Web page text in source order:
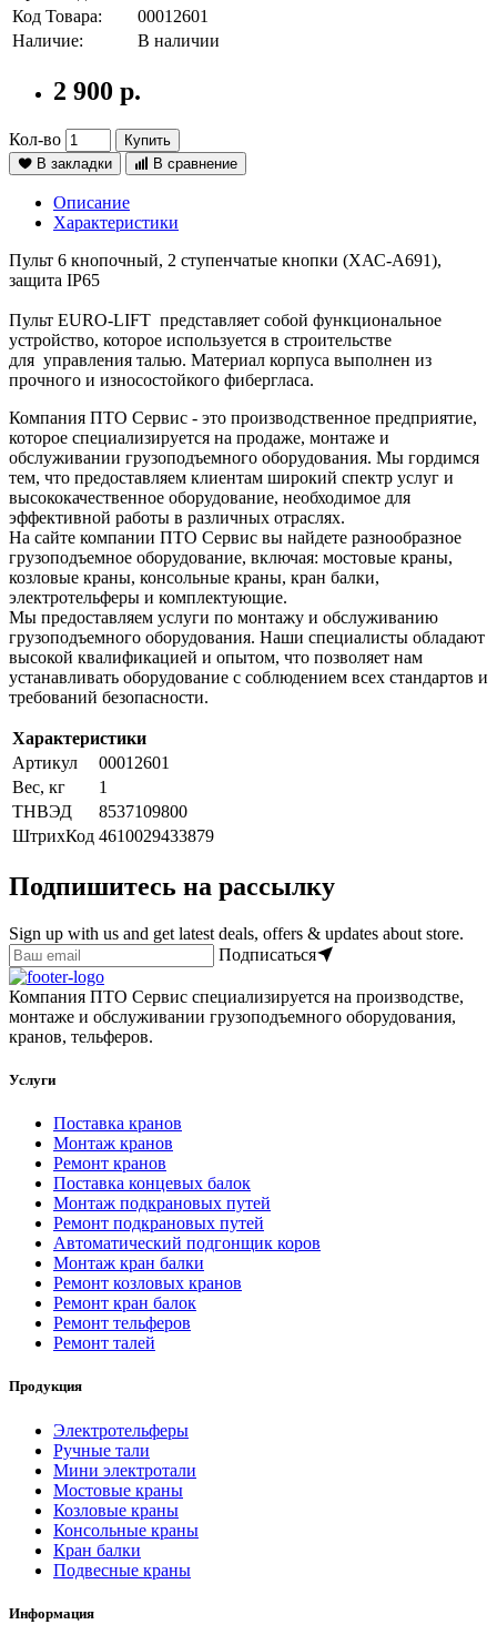
Код Товара:
00012601
Наличие:
В наличии
2 900 р.
Кол-во
Купить
В закладки
В сравнение
Описание
Характеристики
Пульт 6 кнопочный, 2 ступенчатые кнопки (XАС-A691),
защита IP65
Пульт EURO-LIFT представляет собой функциональное
устройство, которое используется в строительстве
для управления талью. Материал корпуса выполнен из
прочного и износостойкого фибергласа.
Компания ПТО Сервис - это производственное предприятие,
которое специализируется на продаже, монтаже и
обслуживании грузоподъемного оборудования. Мы гордимся
тем, что предоставляем клиентам широкий спектр услуг и
высококачественное оборудование, необходимое для
эффективной работы в различных отраслях.
На сайте компании ПТО Сервис вы найдете разнообразное
грузоподъемное оборудование, включая: мостовые краны,
козловые краны, консольные краны, кран балки,
электротельферы и комплектующие.
Мы предоставляем услуги по монтажу и обслуживанию
грузоподъемного оборудования. Наши специалисты обладают
высокой квалификацией и опытом, что позволяет нам
устанавливать оборудование с соблюдением всех стандартов и
требований безопасности.
Характеристики
Артикул
00012601
Вес, кг
1
ТНВЭД
8537109800
ШтрихКод 4610029433879
Подпишитесь на рассылку
Sign up with us and get latest deals, offers & updates about store.
Подписаться
Компания ПТО Сервис специализируется на производстве,
монтаже и обслуживании грузоподъемного оборудования,
кранов, тельферов.
Услуги
Поставка кранов
Монтаж кранов
Ремонт кранов
Поставка концевых балок
Монтаж подкрановых путей
Ремонт подкрановых путей
Автоматический подгонщик коров
Монтаж кран балки
Ремонт козловых кранов
Ремонт кран балок
Ремонт тельферов
Ремонт талей
Продукция
Электротельферы
Ручные тали
Мини электротали
Мостовые краны
Козловые краны
Консольные краны
Кран балки
Подвесные краны
Информация